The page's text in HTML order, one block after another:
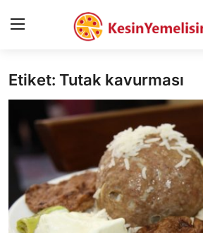
AnaSayfa
Gizlilik Sözleşmesi
Rüya Tabirleri
Diyet & Sağlıklı Beslenme
İletişim
Etiket: Tutak kavurması